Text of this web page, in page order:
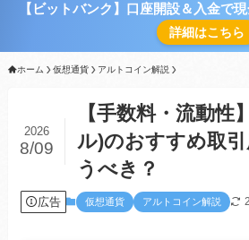
【ビットバンク】口座開設＆入金で
詳細はこちら
ホーム 仮想通貨 アルトコイン解説
【手数料・流動性
ル)のおすすめ取
うべき？
2026
8/09
広告 仮想通貨 アルトコイン解説